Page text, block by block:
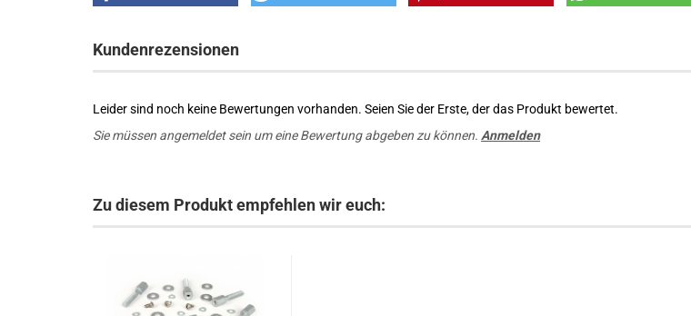
Kundenrezensionen
Leider sind noch keine Bewertungen vorhanden. Seien Sie der Erste, der das Produkt bewertet.
Sie müssen angemeldet sein um eine Bewertung abgeben zu können. Anmelden
Zu diesem Produkt empfehlen wir euch: